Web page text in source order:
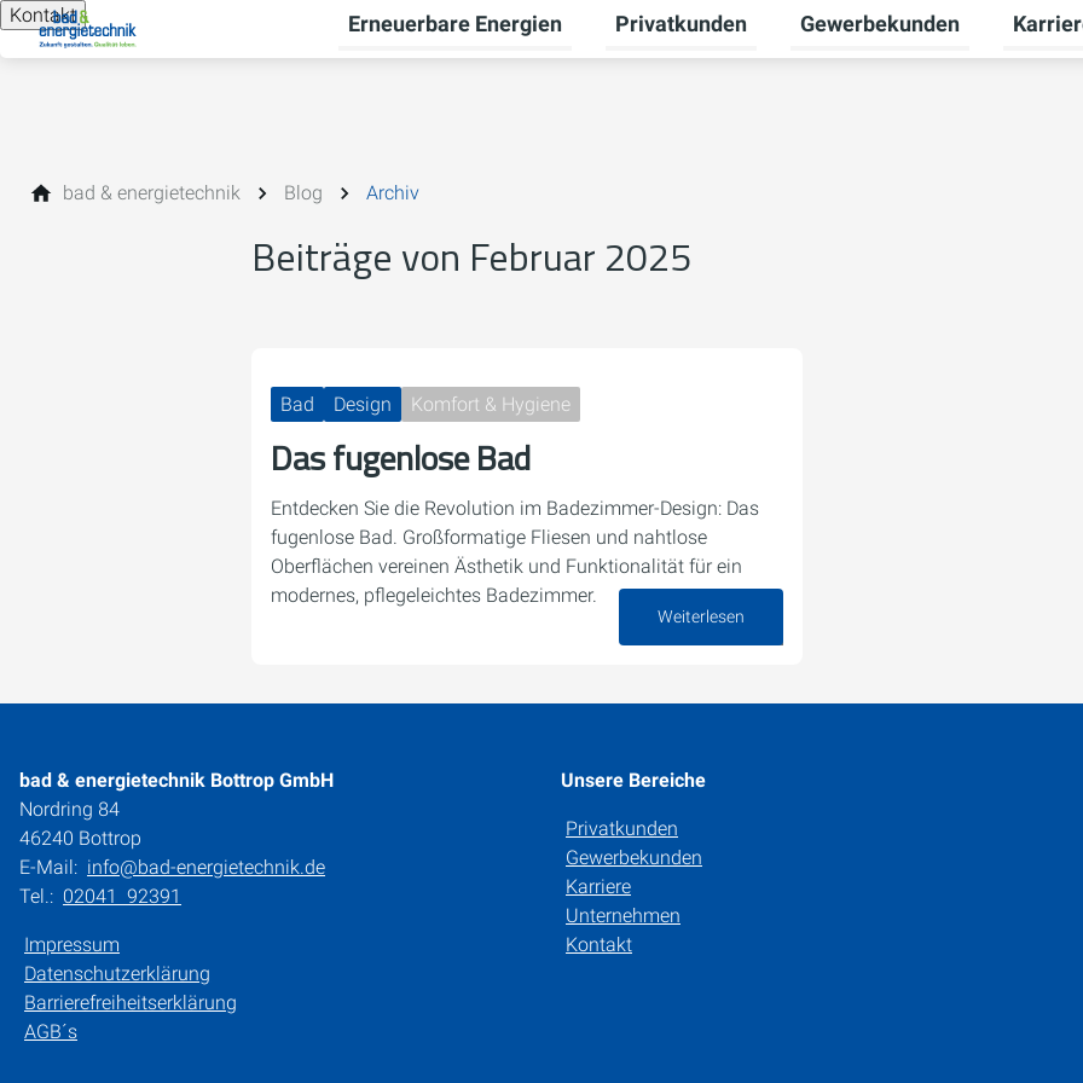
Kontakt Erneuerbare Energien
Untermenü für Erneuerbare Energien umschalten
Privatkunden
Untermenü für Privatkunden
Gewerbekunden
bad & energietechnik Blog Archiv
Beiträge von Februar 2025
Bad Design Komfort & Hygiene
Das fugenlose Bad
Entdecken Sie die Revolution im Badezimmer-Design: Das
fugenlose Bad. Großformatige Fliesen und nahtlose
Oberflächen vereinen Ästhetik und Funktionalität für ein
modernes, pflegeleichtes Badezimmer.
Weiterlesen
bad & energietechnik Bottrop GmbH
Nordring 84
46240 Bottrop
E-Mail: info@bad-energietechnik.de
Tel.: 02041 92391
Impressum
Datenschutzerklärung
Barrierefreiheitserklärung
AGB´s
Unsere Bereiche
Privatkunden
Gewerbekunden
Karriere
Unternehmen
Kontakt